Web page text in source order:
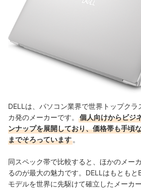
ートパソコン｜AC16250
デル・テクノロジーズ｜Dell 14
デル・テクノロジーズ｜Dell 16ノー
DELLは、パソコン業界で世界トップクラ
カ発のメーカーです。
個人向けからビジ
ンナップを展開しており、価格帯も手頃
までそろっています 。
同スペック帯で比較すると、ほかのメー
るのが最大の魅力です。DELLはもともと
モデルを世界に先駆けて確立したメーカ